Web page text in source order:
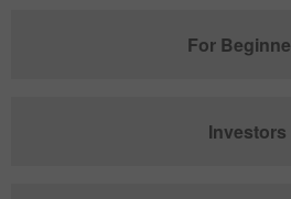
For
Investors